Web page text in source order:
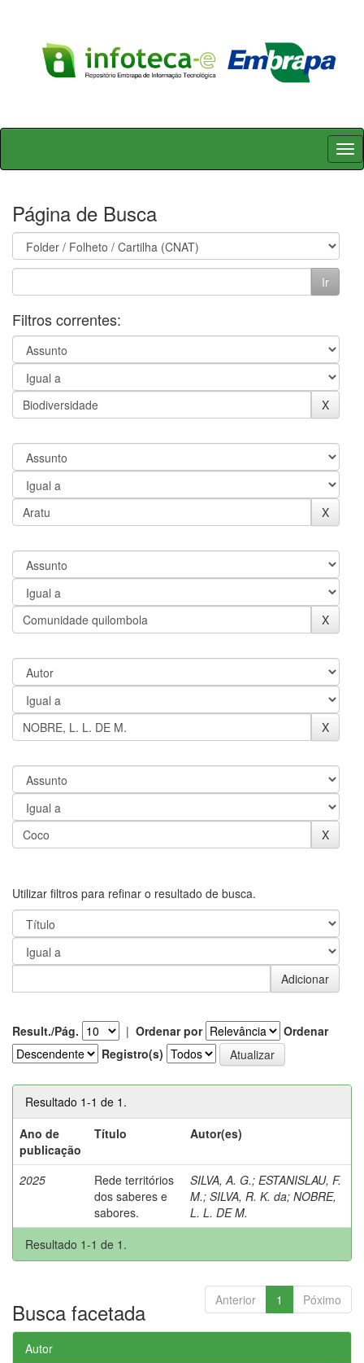
Skip
Página de Busca
Filtros correntes:
Utilizar filtros para refinar o resultado de busca.
Result./Pág. | Ordenar por
Ordenar
Registro(s)
Resultado 1-1 de 1.
Ano de
publicação
Título Autor(es)
2025
Rede territórios
dos saberes e
sabores.
SILVA, A. G.; ESTANISLAU, F.
M.; SILVA, R. K. da; NOBRE,
L. L. DE M.
Resultado 1-1 de 1.
Anterior 1 Póximo
Busca facetada
Autor